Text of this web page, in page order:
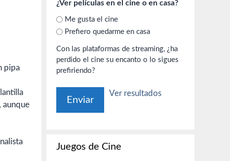
pipa
aunque
¿Ver películas en el cine o en casa?
Me gusta el cine
Prefiero quedarme en casa
Con las plataformas de streaming, ¿ha
perdido el cine su encanto o lo sigues
prefiriendo?
Ver resultados
Juegos de Cine